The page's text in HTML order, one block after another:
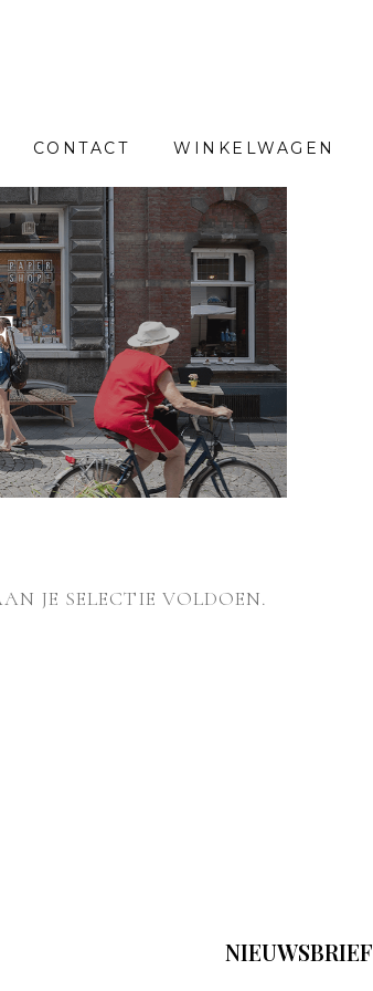
CONTACT WINKELWAGEN
JE SELECTIE VOLDOEN.
NIEUWSBRIEF